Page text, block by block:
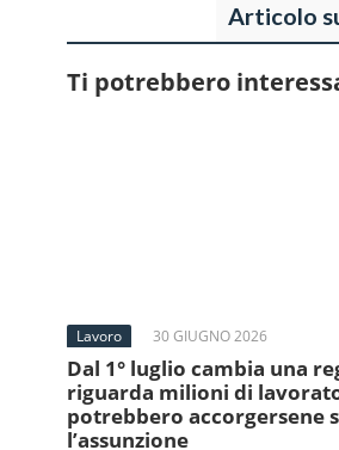
Articolo
Ti potrebbero
Lavoro 30 GIUGNO 2026
Dal 1° luglio cambia una
riguarda milioni di
potrebbero accorgersene
l’assunzione